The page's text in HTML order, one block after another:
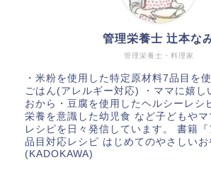
管理栄養士・料理家
管理栄養士 辻本な
・米粉を使用した特定原材料7品目を
ごはん(アレルギー対応) ・ママに嬉し
おから・豆腐を使用したヘルシーレシ
栄養を意識した幼児食 など子どもやマ
レシピを日々発信しています。 書籍
品目対応レシピ はじめてのやさしいお
(KADOKAWA)